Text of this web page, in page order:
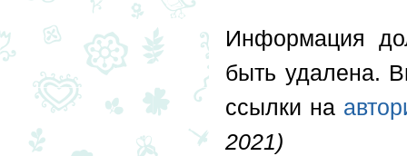
Информация
быть удалена.
ссылки на
2021)